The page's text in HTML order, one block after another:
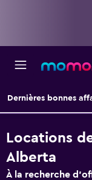
Dernières bonnes
Locations
Alberta
À la recherche